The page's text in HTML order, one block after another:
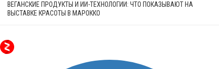
ВЕГАНСКИЕ ПРОДУКТЫ И ИИ-ТЕХНОЛОГИИ: ЧТО ПОКАЗЫВАЮТ НА
ВЫСТАВКЕ КРАСОТЫ В МАРОККО